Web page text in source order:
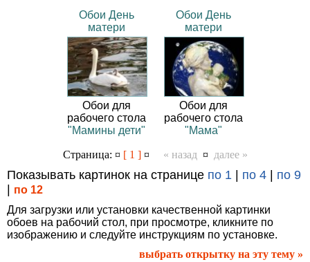
Обои День
матери
Обои для
рабочего стола
"Мамины дети"
Обои День
матери
Обои для
рабочего стола
"Мама"
Страница: ¤ [ 1 ]¤ « назад ¤ далее »
Показывать картинок на странице по 1 по 4
по 9
по 12
Для загрузки или установки качественной картинки
обоев на рабочий стол, при просмотре, кликните по
изображению и следуйте инструкциям по установке.
выбрать открытку на эту тему »